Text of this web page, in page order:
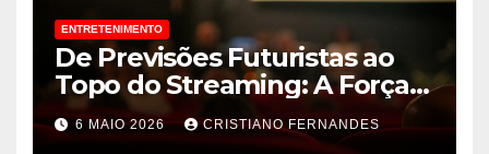
ENTRETENIMENTO
De Previsões Futuristas ao
Topo do Streaming: A Força
Inesgotável da Animação
6 MAIO 2026 CRISTIANO FERNANDES